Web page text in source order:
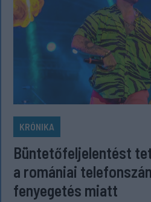
KRÓNIKA
Büntetőfeljelentést
a romániai
fenyegetés miatt